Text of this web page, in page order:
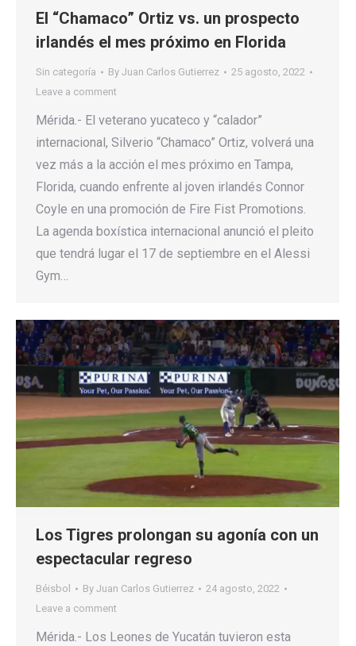
El “Chamaco” Ortiz vs. un prospecto
irlandés el mes próximo en Florida
Sin categoría By Juan Carlos Gutierrez
25 agosto, 2022
Leave a comment
Mérida.- El veterano yucateco y “calador”
internacional, Silverio “Chamaco” Ortiz, volverá una
vez más a la acción el mes próximo en Tampa,
Florida, cuando enfrente al joven irlandés Connor
Coyle en una promoción de Fire Fist Promotions.
La agenda boxística internacional anunció el pleito
que tendrá lugar el 17 de septiembre en el Alessi
Gym…
Los Tigres prolongan su agonía con un
espectacular regreso
Béisbol By Juan Carlos Gutierrez
24 agosto, 2022
Leave a comment
Mérida.- Los Leones de Yucatán tuvieron esta